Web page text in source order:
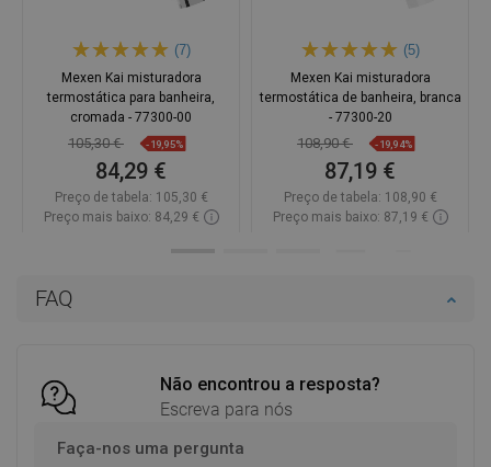
FAQ
Não encontrou a resposta?
Escreva para nós
Faça-nos uma pergunta
(7)
Mexen Kai misturadora
termostática para banheira,
cromada - 77300-00
105,30 € -19,95%
84,29 €
Preço de tabela: 105,30 €
Preço mais baixo: 84,29 €
(5)
Mexen Kai misturadora
termostática de banheira, branca
- 77300-20
108,90 € -19,94%
87,19 €
Preço de tabela: 108,90 €
Preço mais baixo: 87,19 €